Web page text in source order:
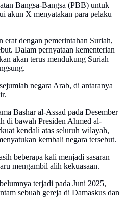
Bangsa-Bangsa (PBB) untuk
akun X menyatakan para pelaku
dengan pemerintahan Suriah,
Dalam pernyataan kementerian
akan terus mendukung Suriah
negara Arab, di antaranya
Bashar al-Assad pada Desember
di bawah Presiden Ahmed al-
kendali atas seluruh wilayah,
kembali negara tersebut.
beberapa kali menjadi sasaran
mengambil alih kekuasaan.
terjadi pada Juni 2025,
sebuah gereja di Damaskus dan